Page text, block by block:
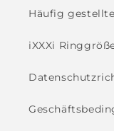
Häufig
iXXXi